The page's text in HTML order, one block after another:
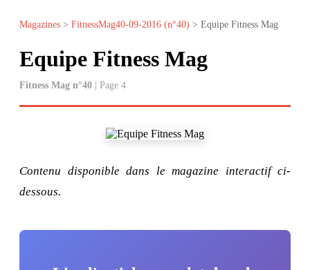
Magazines > FitnessMag40-09-2016 (n°40) > Equipe Fitness Mag
Equipe Fitness Mag
Fitness Mag n°40 | Page 4
Contenu disponible dans le magazine interactif ci-
dessous.